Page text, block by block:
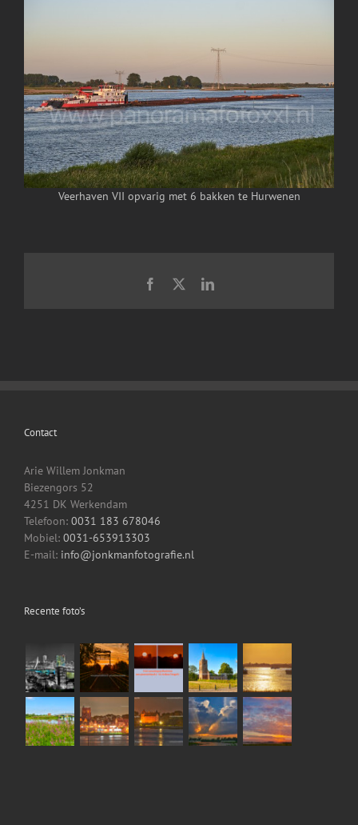
Veerhaven VII opvarig met 6 bakken te Hurwenen
Facebook LinkedIn
Contact
Arie Willem Jonkman
Biezengors 52
4251 DK Werkendam
Telefoon: 0031 183 678046
Mobiel: 0031-653913303
E-mail: info@jonkmanfotografie.nl
Recente foto’s